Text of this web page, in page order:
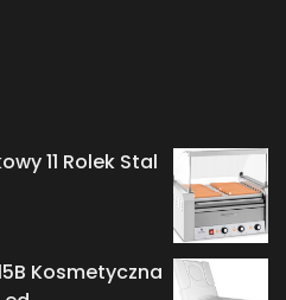
11 Rolek Stal
Kosmetyczna